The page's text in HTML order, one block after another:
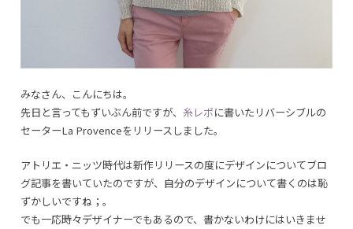
みなさん、こんにちは。
先日と言ってもずいぶん前ですが、 糸レポに書いたリバーシブルの
セーターLa Provenceをリリースしました。
アトリエ・ニッツ時代は新作リリースの度にデザインについてブロ
グ記事を書いていたのですが、自分のデザインについて書くのは恥
ずかしいですね；。
でも一応時々デザイナーでもあるので、書かないわけにはいきませ